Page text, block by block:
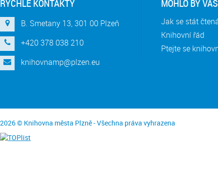
RYCHLÉ KONTAKTY
B. Smetany 13, 301 00 Plzeň
+420 378 038 210
knihovnamp@plzen.eu
MOHLO BY
Jak se stát
Knihovní řád
Ptejte se
2026 © Knihovna města Plzně - Všechna práva vyhrazena